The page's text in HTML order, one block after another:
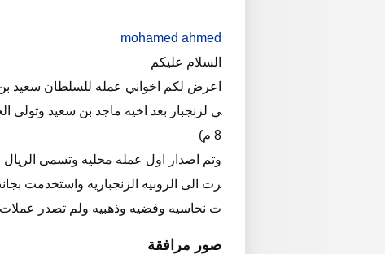
mohamed ahmed
السلام عليكم
8 م)
رت الى الروبيه الزنجباريه واستخدمت
ت نحاسيه وفضيه وذهبيه ولم تصدر
صور مرافقة